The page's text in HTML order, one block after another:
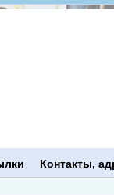
Контакты,